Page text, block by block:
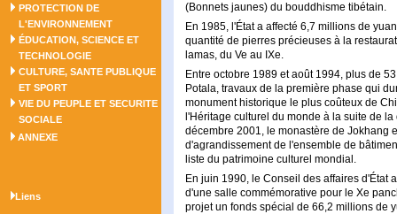
PROTECTION DE
L'ENVIRONNEMENT
ÉDUCATION, SCIENCE ET
TECHNOLOGIE
CULTURE, SANTE PUBLIQUE
ET SPORT
VIE DU PEUPLE ET SECURITE
SOCIALE
ANNEXE
Liens
(Bonnets jaunes) du bouddhisme tibétain.
En 1985, l'État a affecté 6,7 millions de
quantité de pierres précieuses à la
lamas, du Ve au IXe.
Entre octobre 1989 et août 1994, plus de
Potala, travaux de la première phase qui
monument historique le plus coûteux de
l'Héritage culturel du monde à la suite de
décembre 2001, le monastère de Jokhang
d'agrandissement de l'ensemble de
liste du patrimoine culturel mondial.
En juin 1990, le Conseil des affaires d'État
d'une salle commémorative pour le Xe
projet un fonds spécial de 66,2 millions de